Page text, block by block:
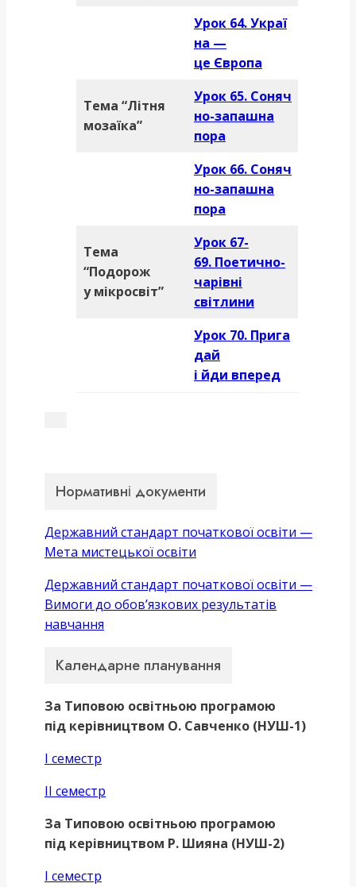
Урок 64. Украї
на —
це Європа
Тема “Літня
мозаїка”
Урок 65. Соняч
но-запашна
пора
Урок 66. Соняч
но-запашна
пора
Тема
“Подорож
у мікросвіт”
Урок 67-
69. Поетично-
чарівні
світлини
Урок 70. Прига
дай
і йди вперед
Нормативні документи
Державний стандарт початкової освіти —
Мета мистецької освіти
Державний стандарт початкової освіти —
Вимоги до обов’язкових результатів
навчання
Календарне планування
За Типовою освітньою програмою
під керівництвом О. Савченко (НУШ-1)
І семестр
ІІ семестр
За Типовою освітньою програмою
під керівництвом Р. Шияна (НУШ-2)
І семестр